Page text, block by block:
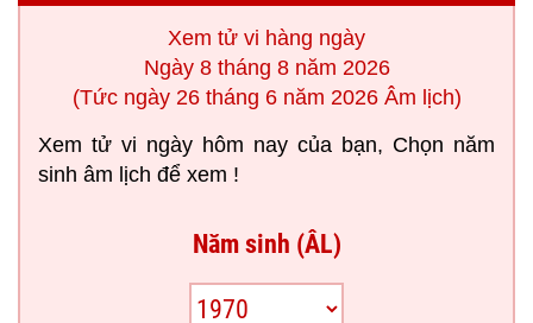
Xem tử vi hàng ngày
Ngày 8 tháng 8 năm 2026
(Tức ngày 26 tháng 6 năm 2026 Âm lịch)
Xem tử vi ngày hôm nay của bạn, Chọn năm
sinh âm lịch để xem !
Năm sinh (ÂL)